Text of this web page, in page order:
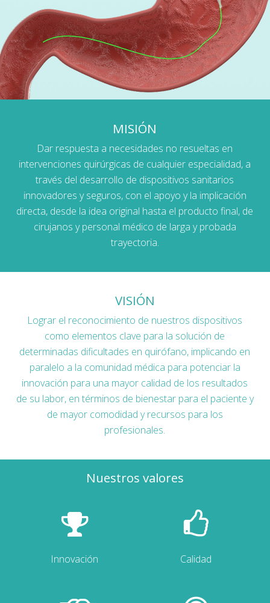
MISIÓN
Dar respuesta a necesidades no resueltas en
intervenciones quirúrgicas de cualquier especialidad, a
través del desarrollo de dispositivos sanitarios
innovadores y seguros, con el apoyo y la implicación
directa, desde la idea original hasta el producto final, de
cirujanos y personal médico de larga y probada
trayectoria.
VISIÓN
Lograr el reconocimiento de nuestros dispositivos
como elementos clave para la solución de
determinadas dificultades en quirófano, implicando en
paralelo a la comunidad médica para potenciar la
innovación para una mayor calidad de los resultados
de su labor, en términos de bienestar para el paciente y
de mayor comodidad y recursos para los
profesionales.
Nuestros valores
Innovación Calidad